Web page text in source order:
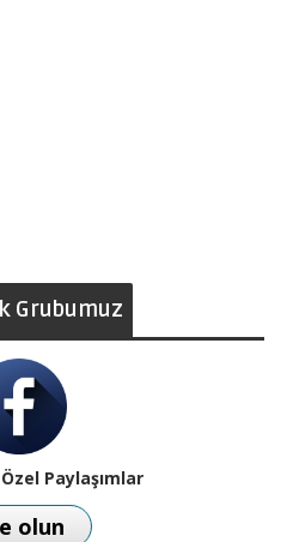
Grubumuz
Paylaşımlar
olun